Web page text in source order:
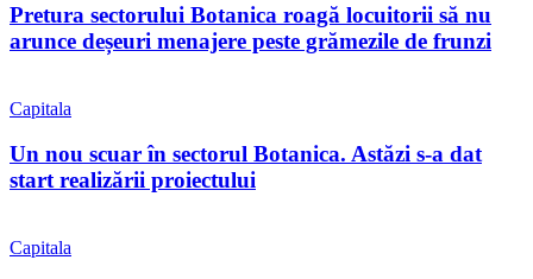
Pretura sectorului Botanica roagă locuitorii să nu
arunce deșeuri menajere peste grămezile de frunzi
Capitala
Un nou scuar în sectorul Botanica. Astăzi s-a dat
start realizării proiectului
Capitala